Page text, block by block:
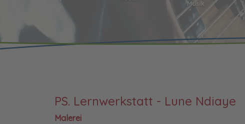
PS. Lernwerkstatt - Lune Ndiaye
Malerei